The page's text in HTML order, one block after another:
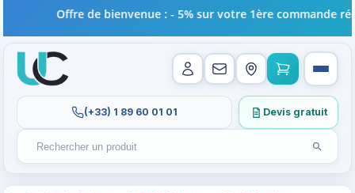
Rechercher un produit
Recherches récentes au focus. Tapez au moins 2
Lancer
(+33) 1 89 60 01 01 Devis gratuit
Offre de bienvenue : - 5% sur votre 1ère commande